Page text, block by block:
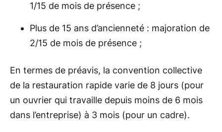
1/15 de mois de présence ;
Plus de 15 ans d’ancienneté : majoration de
2/15 de mois de présence ;
En termes de préavis, la convention collective
de la restauration rapide varie de 8 jours (pour
un ouvrier qui travaille depuis moins de 6 mois
dans l’entreprise) à 3 mois (pour un cadre).